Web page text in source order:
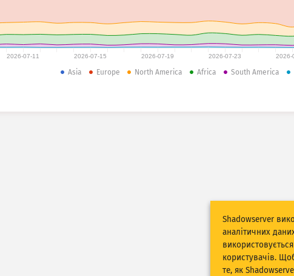
2026-07-11 2026-07-15 2026-07-19 2026-07-23 2026-
Asia Europe North America Africa South America
Shadowserver
аналітичних
користувачів.
те, як